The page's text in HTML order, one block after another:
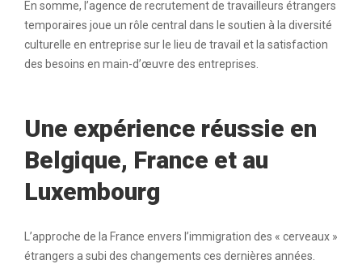
En somme, l’agence de recrutement de travailleurs étrangers
temporaires joue un rôle central dans le soutien à la diversité
culturelle en entreprise sur le lieu de travail et la satisfaction
des besoins en main-d’œuvre des entreprises.
Une expérience réussie en
Belgique, France et au
Luxembourg
L’approche de la France envers l’immigration des « cerveaux »
étrangers a subi des changements ces dernières années.